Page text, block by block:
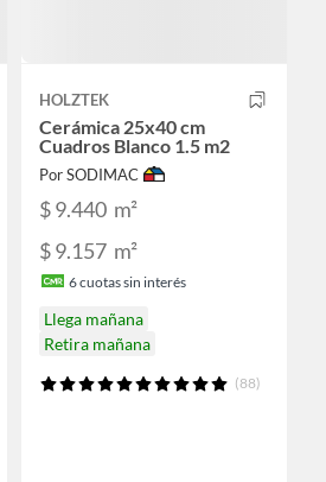
HOLZTEK
Cerámica 25x40 cm
Cuadros Blanco 1.5 m2
Por SODIMAC
$ 9.440 m²
$ 9.157 m²
6cuotas sin interés
Llega mañana
Retira mañana
(88)